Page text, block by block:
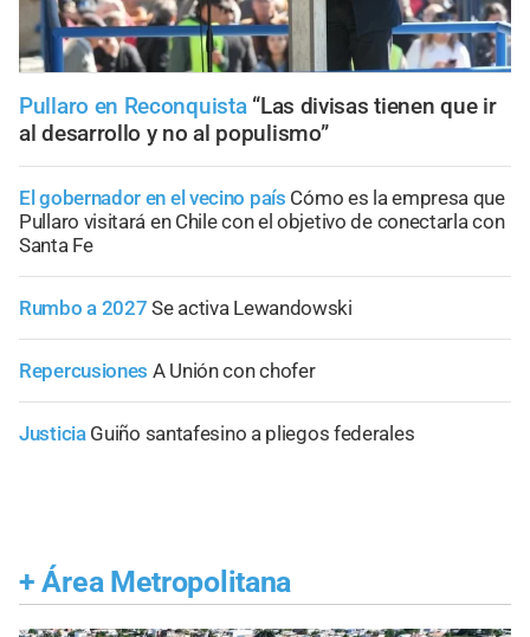
Pullaro en Reconquista “Las divisas tienen que ir
al desarrollo y no al populismo”
El gobernador en el vecino país Cómo es la empresa que
Pullaro visitará en Chile con el objetivo de conectarla con
Santa Fe
Rumbo a 2027 Se activa Lewandowski
Repercusiones A Unión con chofer
Justicia Guiño santafesino a pliegos federales
+ Área Metropolitana